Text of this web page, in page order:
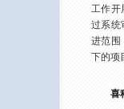
工作开
过系统
进范围
下的项
喜